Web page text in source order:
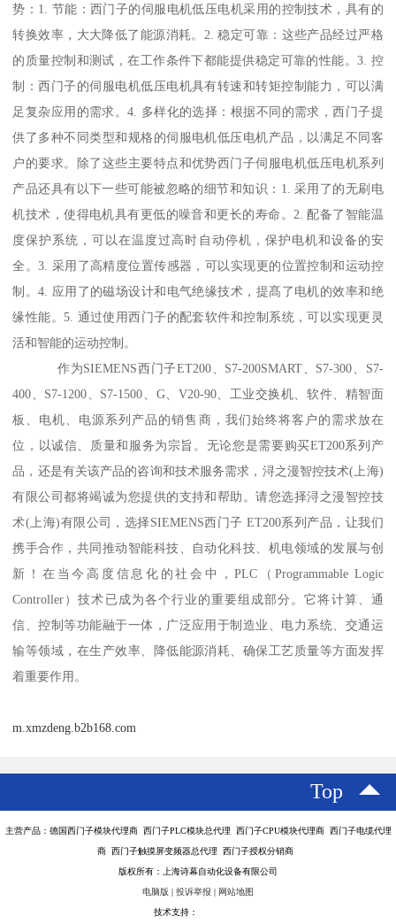
势：1. 节能：西门子的伺服电机低压电机采用的控制技术，具有的
转换效率，大大降低了能源消耗。2. 稳定可靠：这些产品经过严格
的质量控制和测试，在工作条件下都能提供稳定可靠的性能。3. 控
制：西门子的伺服电机低压电机具有转速和转矩控制能力，可以满
足复杂应用的需求。4. 多样化的选择：根据不同的需求，西门子提
供了多种不同类型和规格的伺服电机低压电机产品，以满足不同客
户的要求。除了这些主要特点和优势西门子伺服电机低压电机系列
产品还具有以下一些可能被忽略的细节和知识：1. 采用了的无刷电
机技术，使得电机具有更低的噪音和更长的寿命。2. 配备了智能温
度保护系统，可以在温度过高时自动停机，保护电机和设备的安
全。3. 采用了高精度位置传感器，可以实现更的位置控制和运动控
制。4. 应用了的磁场设计和电气绝缘技术，提髙了电机的效率和绝
缘性能。5. 通过使用西门子的配套软件和控制系统，可以实现更灵
活和智能的运动控制。
作为SIEMENS西门子ET200、S7-200SMART、S7-300、S7-
400、S7-1200、S7-1500、G、V20-90、工业交换机、软件、精智面
板、电机、电源系列产品的销售商，我们始终将客户的需求放在
位，以诚信、质量和服务为宗旨。无论您是需要购买ET200系列产
品，还是有关该产品的咨询和技术服务需求，浔之漫智控技术(上海)
有限公司都将竭诚为您提供的支持和帮助。请您选择浔之漫智控技
术(上海)有限公司，选择SIEMENS西门子 ET200系列产品，让我们
携手合作，共同推动智能科技、自动化科技、机电领域的发展与创
新！在当今高度信息化的社会中，PLC（Programmable Logic
Controller）技术已成为各个行业的重要组成部分。它将计算、通
信、控制等功能融于一体，广泛应用于制造业、电力系统、交通运
输等领域，在生产效率、降低能源消耗、确保工艺质量等方面发挥
着重要作用。
m.xmzdeng.b2b168.com
Top
主营产品：德国西门子模块代理商 西门子PLC模块总代理 西门子CPU模块代理商 西门子电缆代理
商 西门子触摸屏变频器总代理 西门子授权分销商
版权所有：上海诗幕自动化设备有限公司
电脑版 | 投诉举报 | 网站地图
技术支持：